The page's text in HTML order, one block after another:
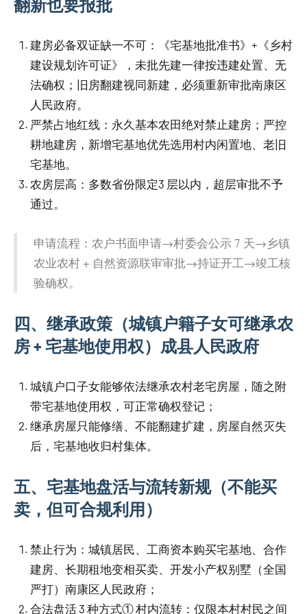
翻新也要报批
建房必备双证缺一不可：《宅基地批准书》+《乡村
建设规划许可证》，未批先建一律按违建处置、无
法确权；旧房翻建视同新建，必须重新审批南康区
人民政府。
严禁占地红线：永久基本农田绝对禁止建房；严控
耕地建房，新增宅基地优先选用村内闲置地、老旧
宅基地。
农房层高：多数省份限定3 层以内，超层审批不予
通过。
申请流程：农户书面申请→村委会公示 7 天→乡镇
农业农村 + 自然资源联审审批→持证开工→竣工核
验确权。
四、继承政策（城镇户籍子女可继承农
房 + 宅基地使用权）成县人民政府
城镇户口子女能够依法继承农村老宅房屋，随之附
带宅基地使用权，可正常确权登记；
继承房屋只能修缮、不能翻建扩建，房屋自然灭失
后，宅基地收归村集体。
五、宅基地盘活与流转新规（不能买
卖，但可合规利用）
禁止行为：城镇居民、工商资本购买宅基地、合作
建房、长期租地变相买卖、开发小产权别墅（全国
严打）南康区人民政府；
合法盘活 3 种方式① 村内流转：仅限本村村民之间